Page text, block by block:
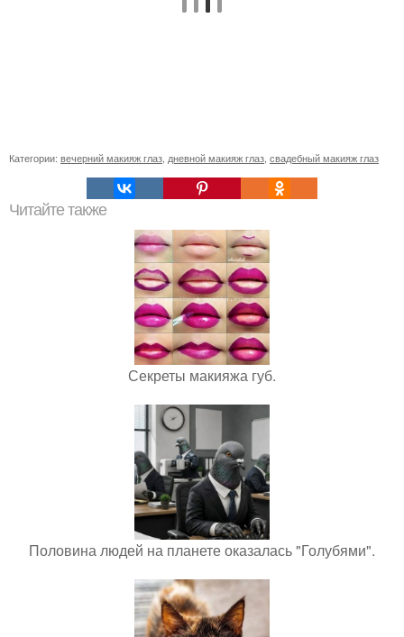
Категории: вечерний макияж глаз дневной макияж глаз свадебный макияж глаз
Читайте также
Секреты макияжа губ.
Половина людей на планете оказалась "Голубями".